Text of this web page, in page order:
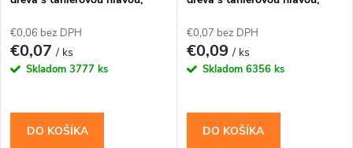
p
r
o
p
r
€0,06 bez DPH
€0,07/ ks
Skladom 3777 ks
DO KOŠÍKA
€0,07 bez DPH
€0,09/ ks
Skladom 6356 ks
DO KOŠÍKA